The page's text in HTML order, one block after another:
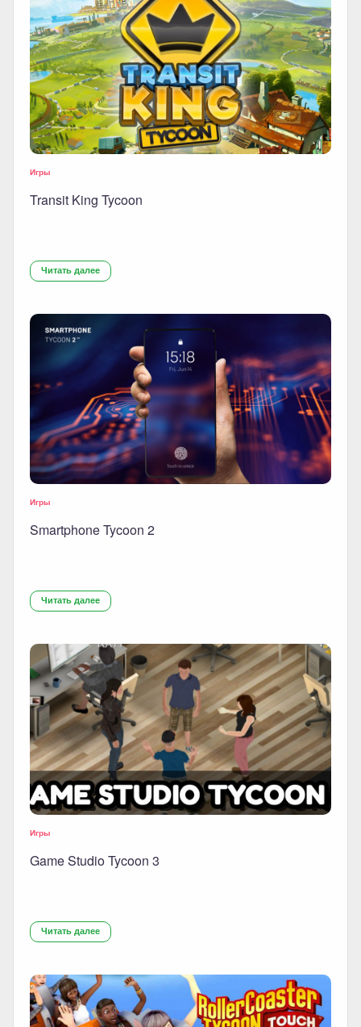
Игры
Transit King Tycoon
Читать далее
Игры
Smartphone Tycoon 2
Читать далее
Игры
Game Studio Tycoon 3
Читать далее